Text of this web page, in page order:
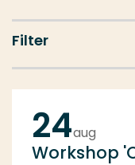
Filter
Workshop
24aug